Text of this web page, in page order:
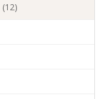
(12)